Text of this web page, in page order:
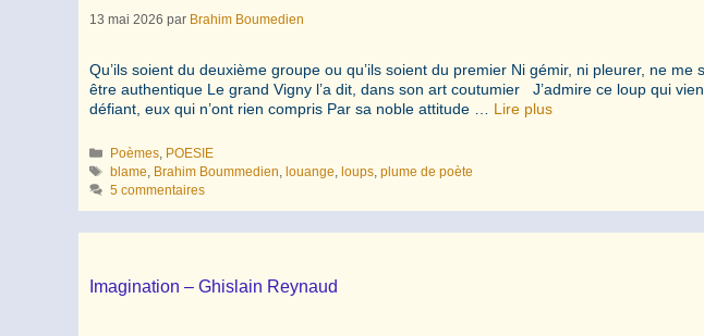
13 mai 2026 par Brahim Boumedien
Qu’ils soient du deuxième groupe ou qu’ils soient du premier Ni gémir, ni pleurer, ne
être authentique Le grand Vigny l’a dit, dans son art coutumier J’admire ce loup qui
défiant, eux qui n’ont rien compris Par sa noble attitude … Lire plus
Catégories
Poèmes, POESIE
Étiquettes
blame, Brahim Boummedien, louange, loups,plume de poète
5 commentaires
Imagination – Ghislain Reynaud